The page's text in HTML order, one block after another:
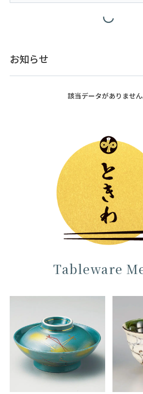
お知らせ
該当データがありません
Tableware